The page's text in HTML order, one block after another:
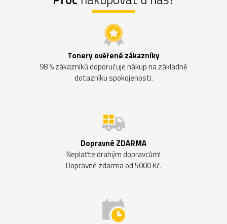
Tonery ověřené zákazníky
98 % zákazníků doporučuje nákup na základně
dotazníku spokojenosti.
Dopravné ZDARMA
Neplaťte drahým dopravcům!
Dopravné zdarma od 5000 Kč.